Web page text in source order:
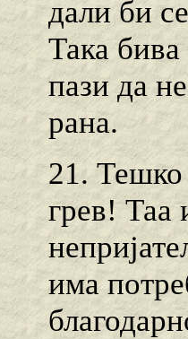
дали би
Така
пази да
рана.
21. Тешко
грев! Таа
има